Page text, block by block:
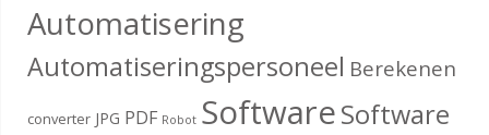
Automatisering
Automatiseringspersoneel Berekenen
converter JPG PDF Robot SoftwareSoftware